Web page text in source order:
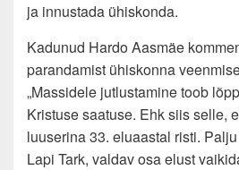
ja innustada ühiskonda.
Kadunud Hardo Aasmäe
parandamist ühiskonna
„Massidele jutlustamine toob
Kristuse saatuse. Ehk siis selle,
luuserina 33. eluaastal risti.
Lapi Tark, valdav osa elust